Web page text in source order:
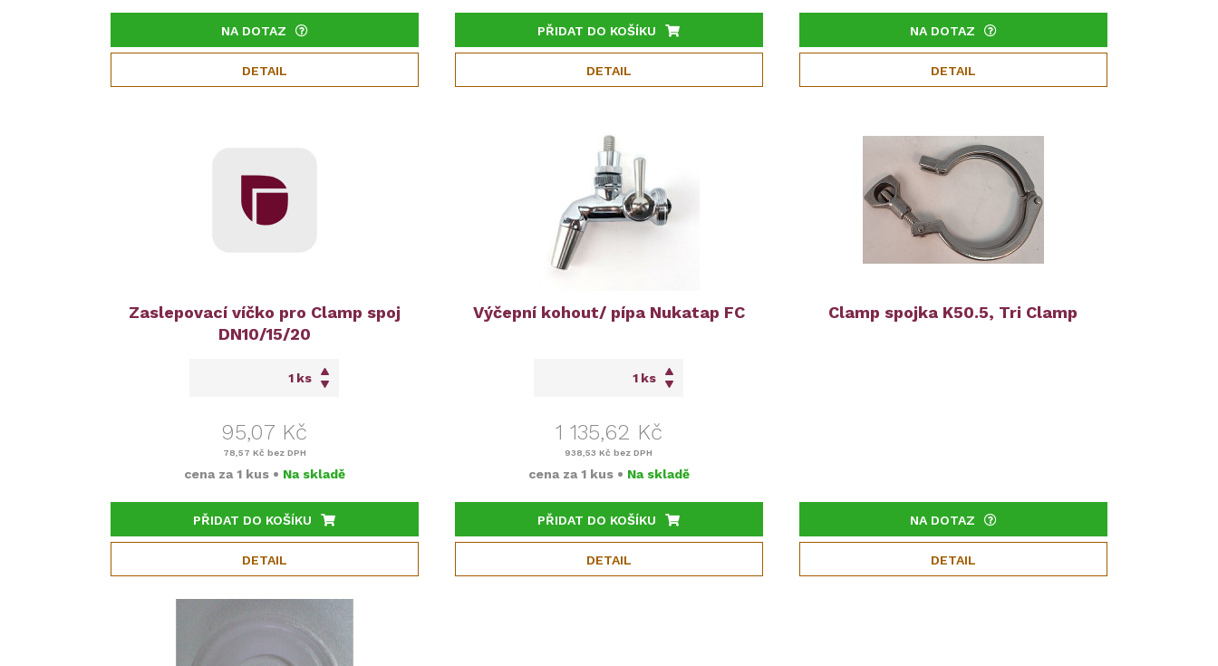
NA DOTAZ
DETAIL
PŘIDAT DO KOŠÍKU
DETAIL
NA DOTAZ
DETAIL
Zaslepovací víčko pro Clamp spoj
DN10/15/20
ks
95,07 Kč
78,57 Kč bez DPH
cena za 1 kus • Na skladě
PŘIDAT DO KOŠÍKU
DETAIL
Výčepní kohout/ pípa Nukatap FC
ks
1 135,62 Kč
938,53 Kč bez DPH
cena za 1 kus • Na skladě
PŘIDAT DO KOŠÍKU
DETAIL
Clamp spojka K50.5, Tri Clamp
NA DOTAZ
DETAIL